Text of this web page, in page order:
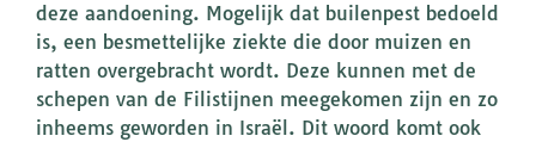
deze aandoening. Mogelijk dat builenpest bedoeld
is, een besmettelijke ziekte die door muizen en
ratten overgebracht wordt. Deze kunnen met de
schepen van de Filistijnen meegekomen zijn en zo
inheems geworden in Israël. Dit woord komt ook